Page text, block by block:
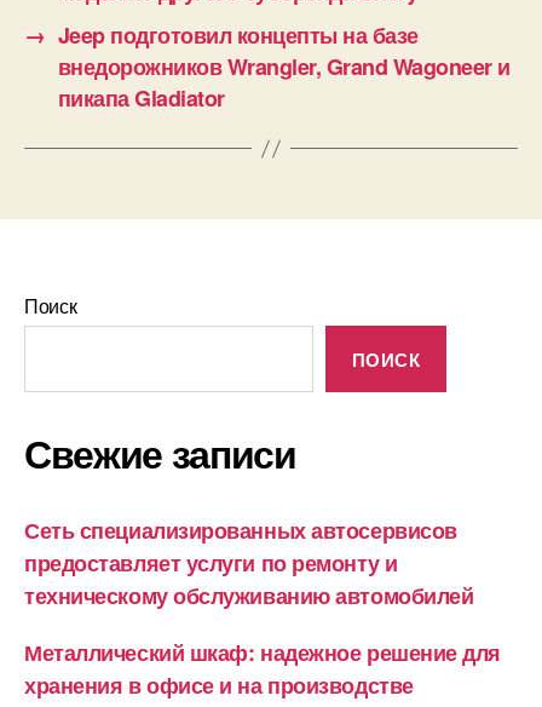
→ Jeep подготовил концепты на базе
внедорожников Wrangler, Grand Wagoneer и
пикапа Gladiator
Поиск
ПОИСК
Свежие записи
Сеть специализированных автосервисов
предоставляет услуги по ремонту и
техническому обслуживанию автомобилей
Металлический шкаф: надежное решение для
хранения в офисе и на производстве